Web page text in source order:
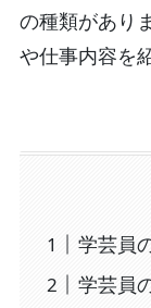
の種類があり
や仕事内容を
学芸員
学芸員